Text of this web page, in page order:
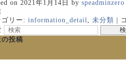
on 2021年1月14日 by speadminzero
リー: information_detail, 未分類
投稿